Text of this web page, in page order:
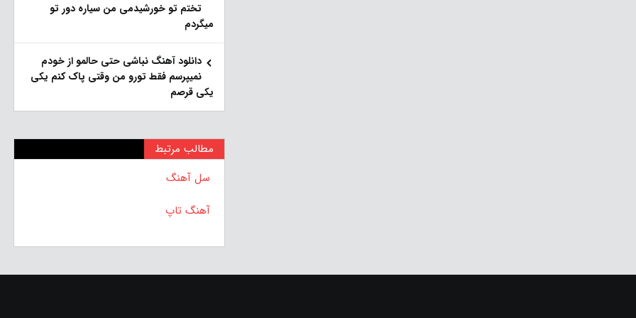
تختم تو خورشیدمی من سیاره دور تو
میگردم
دانلود آهنگ نباشی حتی حالمو از خودم
نمیپرسم فقط تورو من وقتی پاک کنم یکی
یکی قرصم
مطالب مرتبط
سل آهنگ
آهنگ تاپ